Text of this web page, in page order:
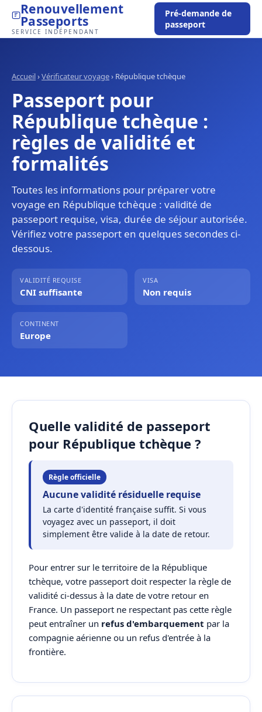
Renouvellement
Passeports
SERVICE INDÉPENDANT
Pré-demande de
passeport
Accueil›Vérificateur voyage› République tchèque
Passeport pour
République tchèque :
règles de validité et
formalités
Toutes les informations pour préparer votre
voyage en République tchèque : validité de
passeport requise, visa, durée de séjour autorisée.
Vérifiez votre passeport en quelques secondes ci-
dessous.
VALIDITÉ REQUISE
CNI suffisante
VISA
Non requis
CONTINENT
Europe
Quelle validité de passeport
pour République tchèque ?
Règle officielle
Aucune validité résiduelle requise
La carte d'identité française suffit. Si vous
voyagez avec un passeport, il doit
simplement être valide à la date de retour.
Pour entrer sur le territoire de la République
tchèque, votre passeport doit respecter la règle de
validité ci-dessus à la date de votre retour en
France. Un passeport ne respectant pas cette règle
peut entraîner un refus d'embarquement par la
compagnie aérienne ou un refus d'entrée à la
frontière.